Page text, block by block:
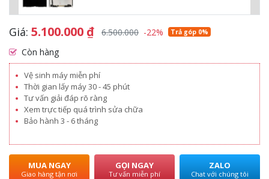
Giá: 5.100.000 ₫ 6.500.000 -22% Trả góp 0%
Còn hàng
Vệ sinh máy miễn phí
Thời gian lấy máy 30 - 45 phút
Tư vấn giải đáp rõ ràng
Xem trực tiếp quá trình sửa chữa
Bảo hành 3 - 6 tháng
MUA NGAY
Giao hàng tận nơi
GỌI NGAY
Tư vấn miễn phí
ZALO
Chat với chúng tôi